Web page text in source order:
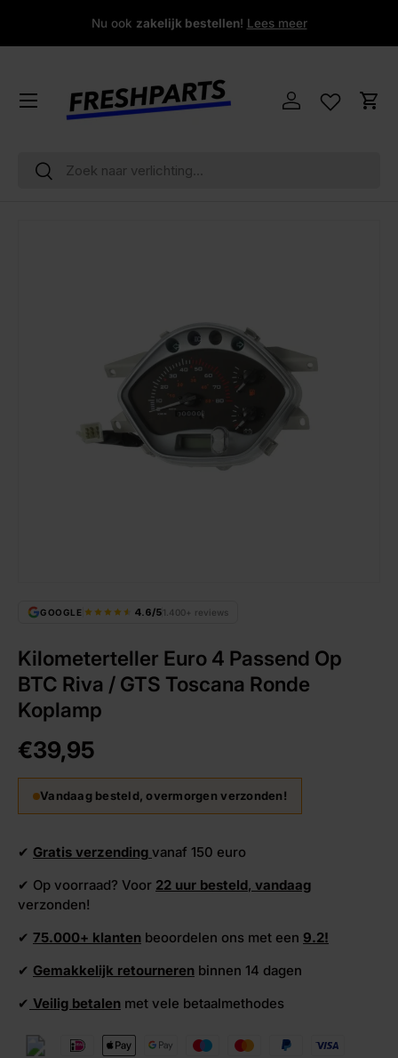
Ga naar inhoud
Nu ook zakelijk bestellen! Lees meer
Zoeken
Zoeken
Inloggen
GOOGLE 4.6/51.400+ reviews
Kilometerteller Euro 4 Passend Op
BTC Riva / GTS Toscana Ronde
Koplamp
€39,95
Vandaag besteld, overmorgen verzonden!
✔ Gratis verzending vanaf 150 euro
✔ Op voorraad? Voor 22 uur besteld, vandaag
verzonden!
✔ 75.000+ klanten beoordelen ons met een 9.2!
✔ Gemakkelijk retourneren binnen 14 dagen
✔ Veilig betalen met vele betaalmethodes